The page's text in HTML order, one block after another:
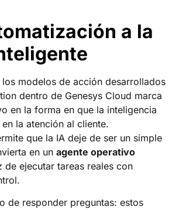
a la
modelos de acción desarrollados
dentro de Genesys Cloud marca
en la forma en que la inteligencia
la atención al cliente.
que la IA deje de ser un simple
en un agente operativo
de ejecutar tareas reales con
de responder preguntas: estos